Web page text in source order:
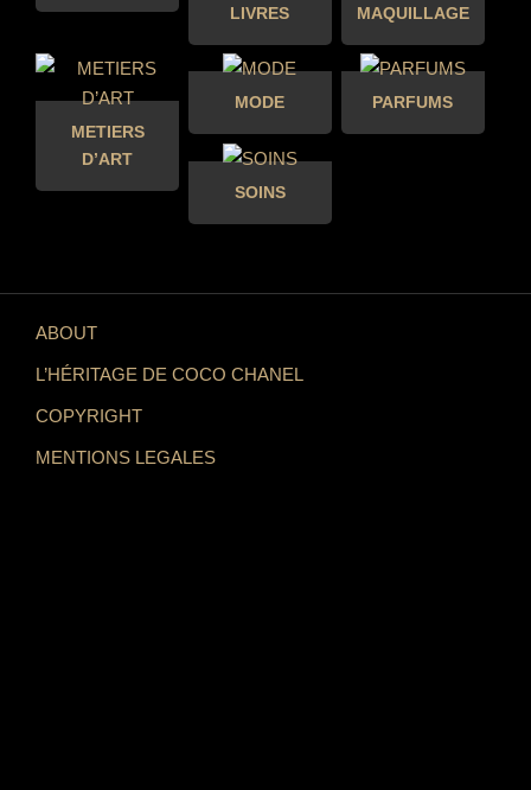
LIVRES MAQUILLAGE
METIERS
D’ART
MODE PARFUMS
SOINS
ABOUT
L’HÉRITAGE DE COCO CHANEL
COPYRIGHT
MENTIONS LEGALES